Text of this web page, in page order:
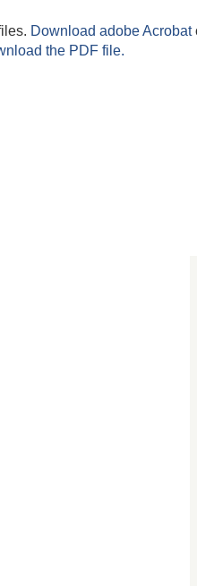
Download adobe Acrobat
the PDF file.